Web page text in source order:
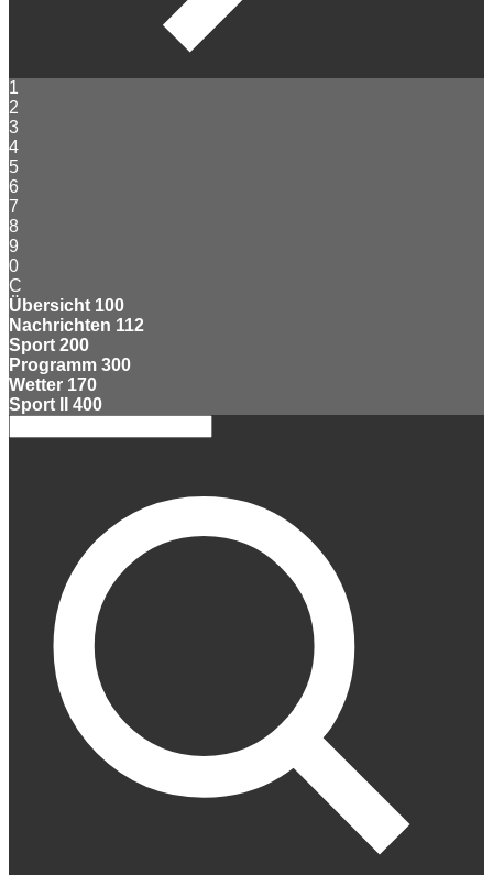
1
2
3
4
5
6
7
8
9
0
C
Übersicht 100
Nachrichten 112
Sport 200
Programm 300
Wetter 170
Sport II
400